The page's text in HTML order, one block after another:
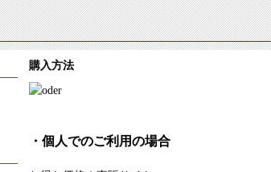
購入方法
・個人でのご利用の場合